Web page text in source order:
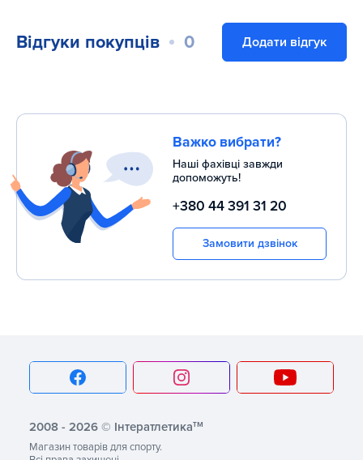
Відгуки покупців 0 Додати відгук
Важко вибрати?
Наші фахівці завжди
допоможуть!
+380 44 391 31 20
Замовити дзвінок
2008 - 2026 © Інтератлетикатм
Магазин товарів для спорту.